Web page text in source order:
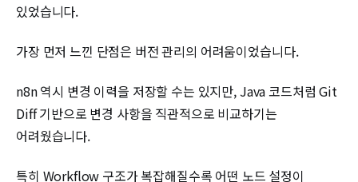
있었습니다.
가장 먼저 느낀 단점은 버전 관리의 어려움이었습니다.
n8n 역시 변경 이력을 저장할 수는 있지만, Java 코드처럼 Git
Diff 기반으로 변경 사항을 직관적으로 비교하기는
어려웠습니다.
특히 Workflow 구조가 복잡해질수록 어떤 노드 설정이